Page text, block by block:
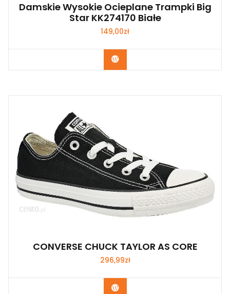
Damskie Wysokie Ocieplane Trampki Big
Star KK274170 Białe
149,00zł
Kup Teraz
CONVERSE CHUCK TAYLOR AS CORE
296,99zł
Kup Teraz